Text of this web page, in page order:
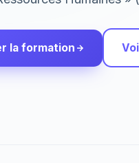
la formation